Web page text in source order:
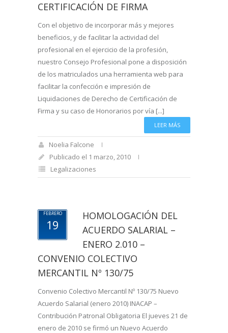
CERTIFICACIÓN DE FIRMA
Con el objetivo de incorporar más y mejores
beneficios, y de facilitar la actividad del
profesional en el ejercicio de la profesión,
nuestro Consejo Profesional pone a disposición
de los matriculados una herramienta web para
facilitar la confección e impresión de
Liquidaciones de Derecho de Certificación de
Firma y su caso de Honorarios por vía [...]
LEER MÁS
Noelia Falcone
Publicado el 1 marzo, 2010
Legalizaciones
FEBRERO
19
HOMOLOGACIÓN DEL
ACUERDO SALARIAL –
ENERO 2.010 –
CONVENIO COLECTIVO
MERCANTIL Nº 130/75
Convenio Colectivo Mercantil Nº 130/75 Nuevo
Acuerdo Salarial (enero 2010) INACAP –
Contribución Patronal Obligatoria El jueves 21 de
enero de 2010 se firmó un Nuevo Acuerdo